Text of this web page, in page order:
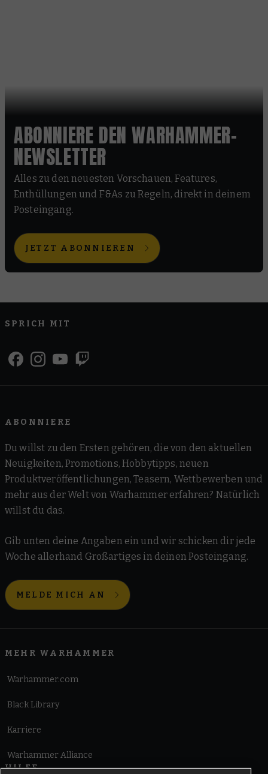
ABONNIERE DEN WARHAMMER-
NEWSLETTER
Alles zu den neuesten Vorschauen, Features,
Enthüllungen und F&As zu Regeln, direkt in deinem
Posteingang.
JETZT ABONNIEREN
SPRICH MIT
ABONNIERE
Du willst zu den Ersten gehören, die von den aktuellen
Neuigkeiten, Promotions, Hobbytipps, neuen
Produktveröffentlichungen, Teasern, Wettbewerben und
mehr aus der Welt von Warhammer erfahren? Natürlich
willst du das.
Gib unten deine Angaben ein und wir schicken dir jede
Woche allerhand Großartiges in deinen Posteingang.
MELDE MICH AN
MEHR WARHAMMER
Warhammer.com
Black Library
Karriere
Warhammer Alliance
HILFE